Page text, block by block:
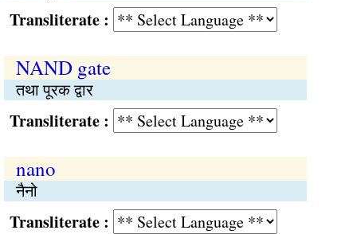
:
NAND gate
तथा पूरक द्वार
:
nano
नैनो
: